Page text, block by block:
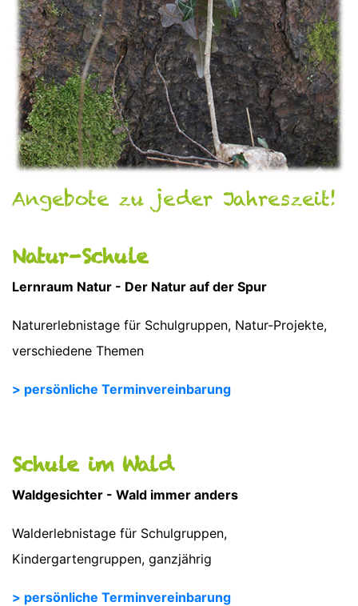
Angebote zu jeder Jahreszeit!
Natur-Schule
Lernraum Natur - Der Natur auf der Spur
Naturerlebnistage für Schulgruppen, Natur-Projekte,
verschiedene Themen
> persönliche Terminvereinbarung
Schule im Wald
Waldgesichter - Wald immer anders
Walderlebnistage für Schulgruppen,
Kindergartengruppen, ganzjährig
> persönliche Terminvereinbarung